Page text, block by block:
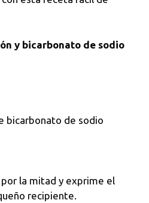
y bicarbonato de sodio
bicarbonato de sodio
la mitad y exprime el
recipiente.